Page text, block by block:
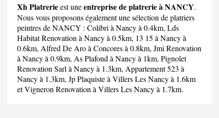
Xh Platrerieest uneentreprise de platrerie à NANCY.
Nous vous proposons également une sélection de platriers
peintres de NANCY : Colibri à Nancy à 0.4km, Lds
Habitat Renovation à Nancy à 0.5km, 13 15 à Nancy à
0.6km, Alfred De Aroà Concores à 0.8km, Jmi Renovation
à Nancy à 0.9km, As Plafond à Nancy à 1km, Pignolet
Renovation Sarl à Nancy à 1.3km, Appartement 523 à
Nancy à 1.3km, Jp Plaquisteà Villers Les Nancy à 1.6km
etVigneron Renovation à Villers Les Nancy à 1.7km.